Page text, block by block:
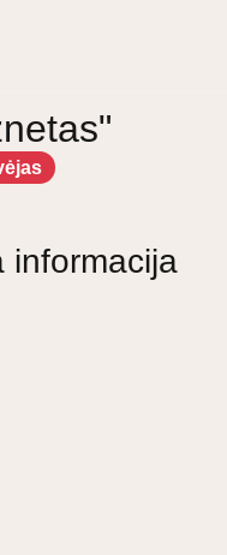
informacija